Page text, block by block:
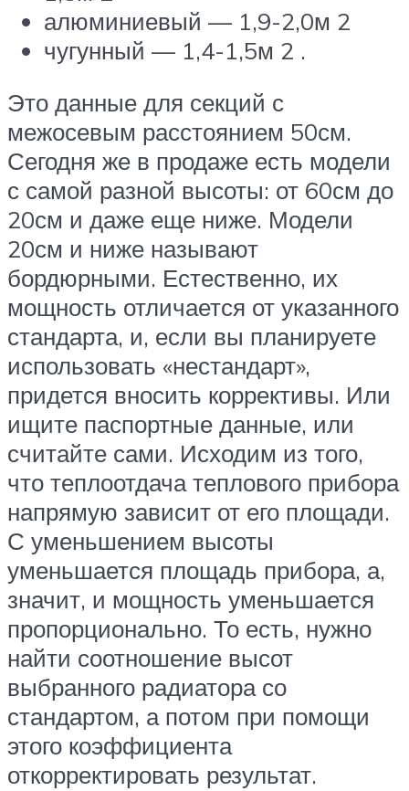
алюминиевый — 1,9-2,0м 2
чугунный — 1,4-1,5м 2 .
Это данные для секций с
межосевым расстоянием 50см.
Сегодня же в продаже есть модели
с самой разной высоты: от 60см до
20см и даже еще ниже. Модели
20см и ниже называют
бордюрными. Естественно, их
мощность отличается от указанного
стандарта, и, если вы планируете
использовать «нестандарт»,
придется вносить коррективы. Или
ищите паспортные данные, или
считайте сами. Исходим из того,
что теплоотдача теплового прибора
напрямую зависит от его площади.
С уменьшением высоты
уменьшается площадь прибора, а,
значит, и мощность уменьшается
пропорционально. То есть, нужно
найти соотношение высот
выбранного радиатора со
стандартом, а потом при помощи
этого коэффициента
откорректировать результат.